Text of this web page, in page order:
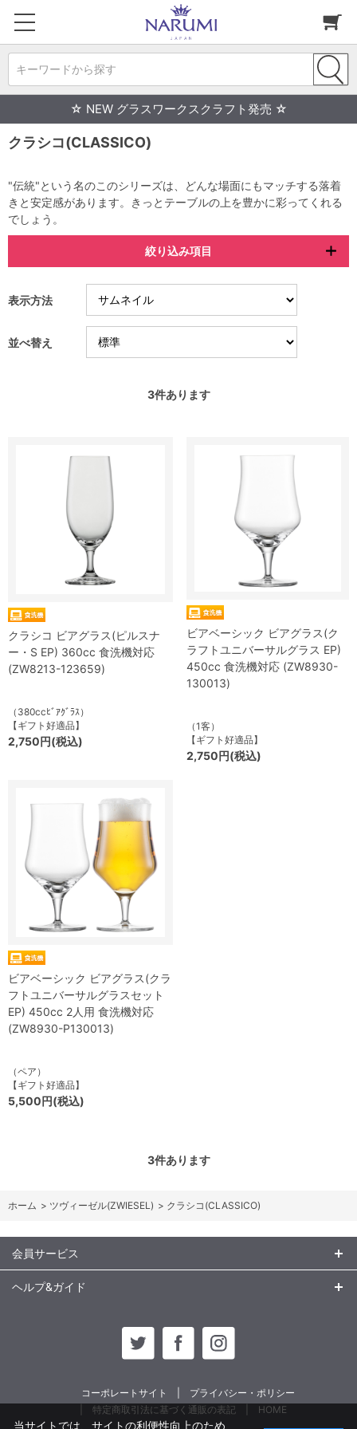
キーワードから探す
☆ NEW グラスワークスクラフト発売 ☆
クラシコ(CLASSICO)
"伝統"という名のこのシリーズは、どんな場面にもマッチする落着
きと安定感があります。きっとテーブルの上を豊かに彩ってくれる
でしょう。
絞り込み項目
表示方法
並べ替え
3件あります
クラシコ ビアグラス(ピルスナ
ー・S EP) 360cc 食洗機対応
(ZW8213-123659)
（380ccﾋﾞｱｸﾞﾗｽ）
【ギフト好適品】
2,750円(税込)
ビアベーシック ビアグラス(ク
ラフトユニバーサルグラス EP)
450cc 食洗機対応 (ZW8930-
130013)
（1客）
【ギフト好適品】
2,750円(税込)
ビアベーシック ビアグラス(クラ
フトユニバーサルグラスセット
EP) 450cc 2人用 食洗機対応
(ZW8930-P130013)
（ペア）
【ギフト好適品】
5,500円(税込)
3件あります
ホーム > ツヴィーゼル(ZWIESEL) > クラシコ(CLASSICO)
会員サービス
ヘルプ&ガイド
コーポレートサイト
プライバシー・ポリシー
特定商取引法に基づく通販の表記
HOME
当サイトでは、サイトの利便性向上のため、